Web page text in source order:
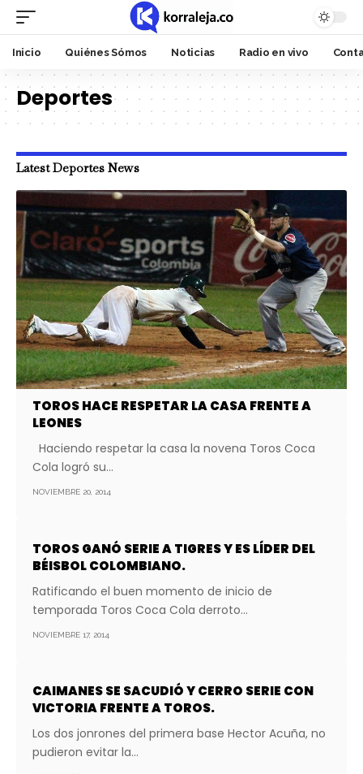
Inicio Quiénes Sómos Noticias Radio en vivo
Deportes
Latest Deportes News
TOROS HACE RESPETAR LA CASA FRENTE A
LEONES
Haciendo respetar la casa la novena Toros Coca
Cola logró su…
NOVIEMBRE 20, 2014
TOROS GANÓ SERIE A TIGRES Y ES LÍDER DEL
BÉISBOL COLOMBIANO.
Ratificando el buen momento de inicio de
temporada Toros Coca Cola derroto…
NOVIEMBRE 17, 2014
CAIMANES SE SACUDIÓ Y CERRO SERIE CON
VICTORIA FRENTE A TOROS.
Los dos jonrones del primera base Hector Acuña, no
pudieron evitar la…